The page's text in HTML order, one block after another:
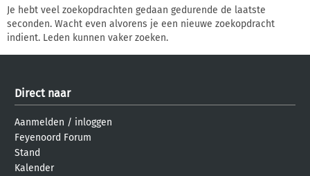
Je hebt veel zoekopdrachten gedaan gedurende de laatste
seconden. Wacht even alvorens je een nieuwe zoekopdracht
indient. Leden kunnen vaker zoeken.
Direct naar
Aanmelden / inloggen
Feyenoord Forum
Stand
Kalender